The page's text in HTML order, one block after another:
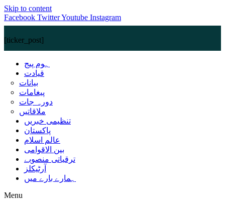
Skip to content
Facebook TwitterYoutube Instagram
[ticker_post]
ہوم پیج
قیادت
بیانات
پیغامات
دورہ جات
ملاقاتیں
تنظیمی خبریں
پاکستان
عالم اسلام
بین الاقوامی
ترقیاتی منصوبے
آرٹیکلز
ہمارے بارے میں
Menu